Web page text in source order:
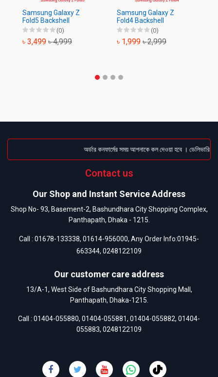
Samsung Galaxy Z
Fold5 Backshell
(0)
৳ 3,499 ৳ 4,999
Samsung Galaxy Z
Fold4 Backshell
(0)
৳ 1,999 ৳ 2,999
অর্ডার কনফার্মের সময় আপনাকে কল দেওয়া হবে । ডেলিভারি
Contact us
Our Shop and Instant Service Address
Shop No- 93, Basement-2, Bashundhara City Shopping Complex,
Panthapath, Dhaka - 1215.
Call : 01678-133338, 01614-956000, Any Order Info:01945-
663344, 0248122109
Our customer care address
13/A-1, West Side of Bashundhara City Shopping Mall,
Panthapath, Dhaka-1215.
Call : 01404-055880, 01404-055881, 01404-055882, 01404-
055883, 0248122109